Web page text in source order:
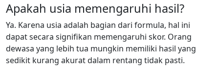
Apakah usia memengaruhi hasil?
Ya. Karena usia adalah bagian dari formula, hal ini
dapat secara signifikan memengaruhi skor. Orang
dewasa yang lebih tua mungkin memiliki hasil yang
sedikit kurang akurat dalam rentang tidak pasti.